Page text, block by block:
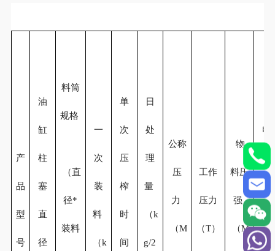
产
品
型
号
油
缸
柱
塞
直
径
料筒
规格
（直
径*
装料
一
次
装
料
（k
单
次
压
榨
时
间
日
处
理
量
（k
g/2
公称
压
力
（M
工作
压力
（T）
物
料压
强
（M
电
机
功
率
（k